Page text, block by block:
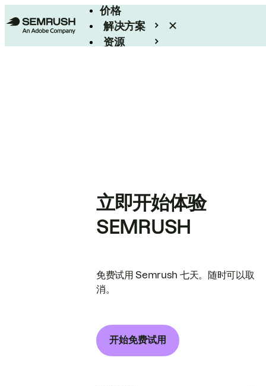
价格
解决方案
资源
立即开始体验
SEMRUSH
免费试用 Semrush 七天。随时可以取
消。
开始免费试用